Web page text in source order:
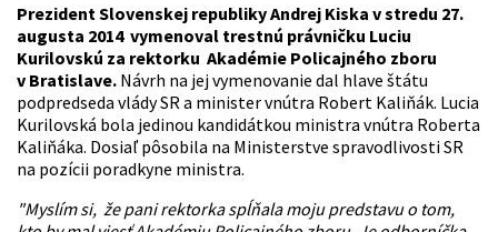
Prezident Slovenskej republiky Andrej Kiska v stredu 27.
augusta 2014 vymenoval trestnú právničku Luciu
Kurilovskú za rektorku Akadémie Policajného zboru
v Bratislave. Návrh na jej vymenovanie dal hlave štátu
podpredseda vlády SR a minister vnútra Robert Kaliňák. Lucia
Kurilovská bola jedinou kandidátkou ministra vnútra Roberta
Kaliňáka. Dosiaľ pôsobila na Ministerstve spravodlivosti SR
na pozícii poradkyne ministra.
"Myslím si, že pani rektorka spĺňala moju predstavu o tom,